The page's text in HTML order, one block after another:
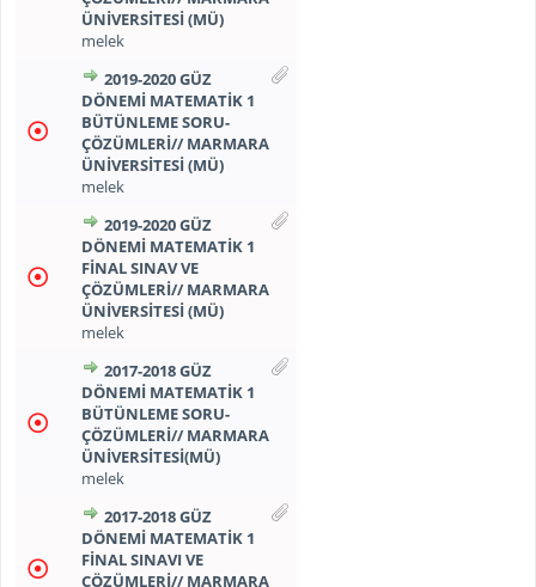
ÜNİVERSİTESİ (MÜ)
melek
2019-2020 GÜZ
DÖNEMİ MATEMATİK 1
BÜTÜNLEME SORU-
ÇÖZÜMLERİ// MARMARA
ÜNİVERSİTESİ (MÜ)
melek
2019-2020 GÜZ
DÖNEMİ MATEMATİK 1
FİNAL SINAV VE
ÇÖZÜMLERİ// MARMARA
ÜNİVERSİTESİ (MÜ)
melek
2017-2018 GÜZ
DÖNEMİ MATEMATİK 1
BÜTÜNLEME SORU-
ÇÖZÜMLERİ// MARMARA
ÜNİVERSİTESİ(MÜ)
melek
2017-2018 GÜZ
DÖNEMİ MATEMATİK 1
FİNAL SINAVI VE
ÇÖZÜMLERİ// MARMARA